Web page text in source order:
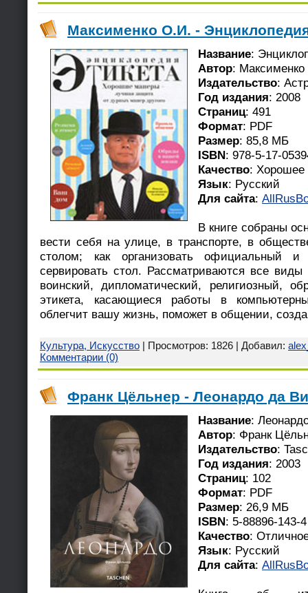
Максименко О.И. - Энциклопедия
Название:
Автор:
Издательство:
Год издания: 2008
Страниц: 491
Формат: PDF
Размер: 85,8 МБ
ISBN: 978-5-17-
Качество: Хорошее
Язык: Русский
Для сайта:
В книге собраны
вести себя на улице, в транспорте, в
столом; как организовать официальный
сервировать стол. Рассматриваются все виды
воинский, дипломатический, религиозный,
этикета, касающиеся работы в
облегчит вашу жизнь, поможет в общении,
Культура, Искусство | Просмотров: 1826 | Добавил:
Комментарии (0)
Франк Цёльнер - Леонардо да
Название:
Автор: Франк
Издательство:
Год издания: 2003
Страниц: 102
Формат: PDF
Размер: 26,9 МБ
ISBN: 5-88896-143-4
Качество:
Язык: Русский
Для сайта: